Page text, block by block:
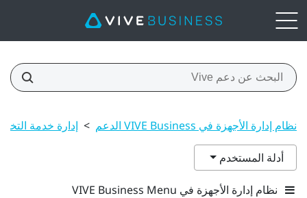
نظام إدارة الأجهزة في VIVE Business الدعم > إدارة خدمة
أدلة المستخدم
نظام إدارة الأجهزة في VIVE Business Menu